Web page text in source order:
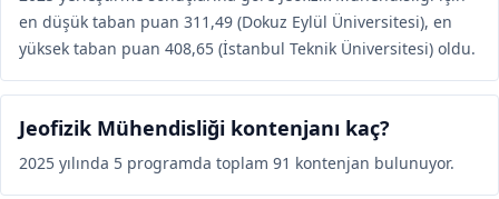
en düşük taban puan 311,49 (Dokuz Eylül Üniversitesi), en
yüksek taban puan 408,65 (İstanbul Teknik Üniversitesi) oldu.
Jeofizik Mühendisliği kontenjanı kaç?
2025 yılında 5 programda toplam 91 kontenjan bulunuyor.